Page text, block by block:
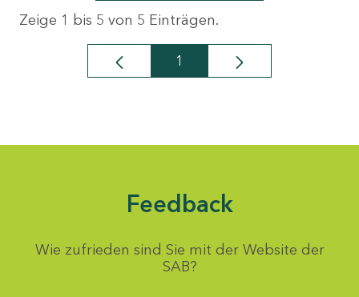
Zeige 1 bis 5 von 5 Einträgen.
Seite
1
Feedback
Wie zufrieden sind Sie mit der Website der
SAB?